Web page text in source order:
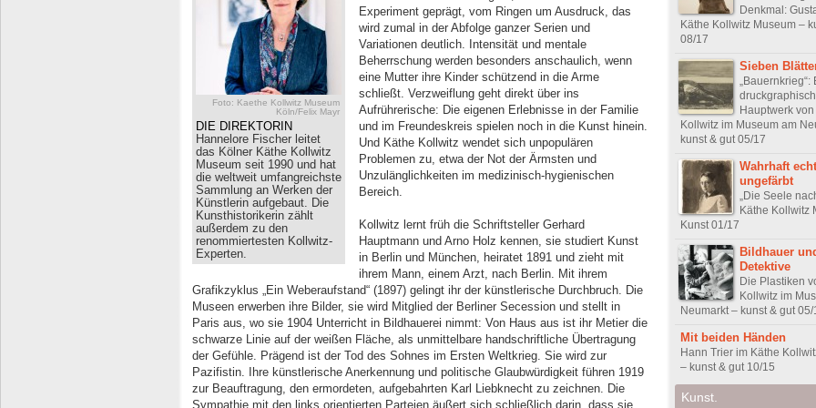
Foto: Kaethe Kollwitz Museum
Köln/Felix Mayr
DIE DIREKTORIN
Hannelore Fischer leitet
das Kölner Käthe Kollwitz
Museum seit 1990 und hat
die weltweit umfangreichste
Sammlung an Werken der
Künstlerin aufgebaut. Die
Kunsthistorikerin zählt
außerdem zu den
renommiertesten Kollwitz-
Experten.
Experiment geprägt, vom Ringen um Ausdruck, das
wird zumal in der Abfolge ganzer Serien und
Variationen deutlich. Intensität und mentale
Beherrschung werden besonders anschaulich, wenn
eine Mutter ihre Kinder schützend in die Arme
schließt. Verzweiflung geht direkt über ins
Aufrührerische: Die eigenen Erlebnisse in der Familie
und im Freundeskreis spielen noch in die Kunst hinein.
Und Käthe Kollwitz wendet sich unpopulären
Problemen zu, etwa der Not der Ärmsten und
Unzulänglichkeiten im medizinisch-hygienischen
Bereich.
Kollwitz lernt früh die Schriftsteller Gerhard
Hauptmann und Arno Holz kennen, sie studiert Kunst
in Berlin und München, heiratet 1891 und zieht mit
ihrem Mann, einem Arzt, nach Berlin. Mit ihrem
Grafikzyklus „Ein Weberaufstand“ (1897) gelingt ihr der künstlerische Durchbruch. Die
Museen erwerben ihre Bilder, sie wird Mitglied der Berliner Secession und stellt in
Paris aus, wo sie 1904 Unterricht in Bildhauerei nimmt: Von Haus aus ist ihr Metier die
schwarze Linie auf der weißen Fläche, als unmittelbare handschriftliche Übertragung
der Gefühle. Prägend ist der Tod des Sohnes im Ersten Weltkrieg. Sie wird zur
Pazifistin. Ihre künstlerische Anerkennung und politische Glaubwürdigkeit führen 1919
zur Beauftragung, den ermordeten, aufgebahrten Karl Liebknecht zu zeichnen. Die
Sympathie mit den links orientierten Parteien äußert sich schließlich darin, dass sie
Denkmal:
Käthe Kollwitz Museum –
08/17
Sieben
„Bauernkrieg“:
Hauptwerk
Kollwitz im Museum am
kunst & gut 05/17
Wahrhaft
ungefärbt
„Die Seele
Käthe Kollwitz
Kunst 01/17
Bildhauer
Detektive
Die Plastiken
Kollwitz im
Neumarkt – kunst & gut 05/
Mit beiden Händen
Hann Trier im Käthe
– kunst & gut 10/15
Kunst.